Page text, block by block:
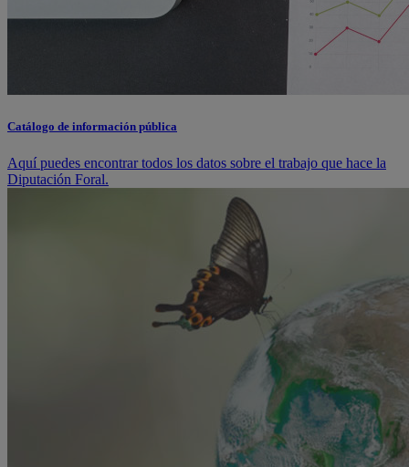
Catálogo de información pública
Aquí puedes encontrar todos los datos sobre el trabajo que hace la
Diputación Foral.